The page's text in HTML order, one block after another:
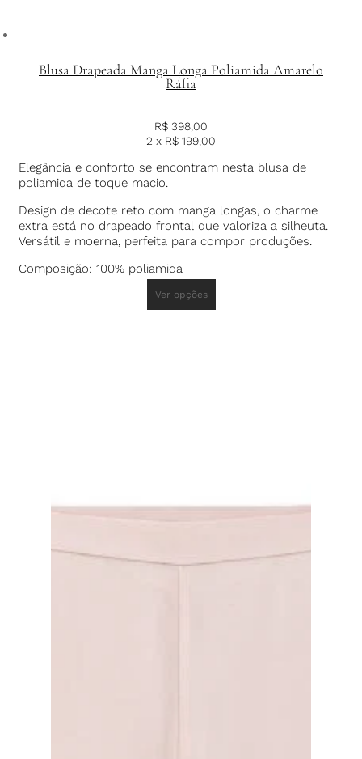
Blusa Drapeada Manga Longa Poliamida Amarelo
Ráfia
R$ 398,00
2 x R$ 199,00
Elegância e conforto se encontram nesta blusa de
poliamida de toque macio.
Design de decote reto com manga longas, o charme
extra está no drapeado frontal que valoriza a silheuta.
Versátil e moerna, perfeita para compor produções.
Composição: 100% poliamida
Ver opções